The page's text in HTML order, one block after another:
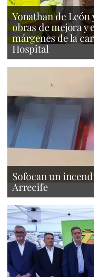
Yonathan de León
obras de mejora y
márgenes de la
Hospital
Sofocan un
Arrecife